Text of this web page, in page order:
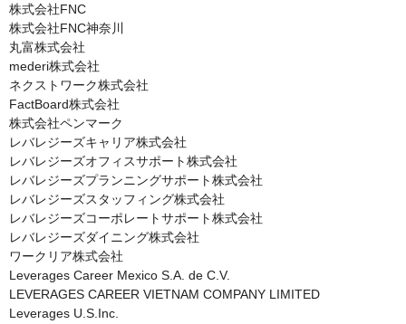
株式会社FNC
株式会社FNC神奈川
丸富株式会社
mederi株式会社
ネクストワーク株式会社
FactBoard株式会社
株式会社ペンマーク
レバレジーズキャリア株式会社
レバレジーズオフィスサポート株式会社
レバレジーズプランニングサポート株式会社
レバレジーズスタッフィング株式会社
レバレジーズコーポレートサポート株式会社
レバレジーズダイニング株式会社
ワークリア株式会社
Leverages Career Mexico S.A. de C.V.
LEVERAGES CAREER VIETNAM COMPANY LIMITED
Leverages U.S.Inc.